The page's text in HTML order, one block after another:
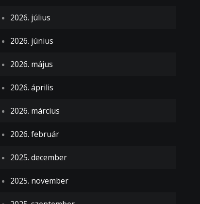
2026. július
2026. június
2026. május
2026. április
2026. március
2026. február
2025. december
2025. november